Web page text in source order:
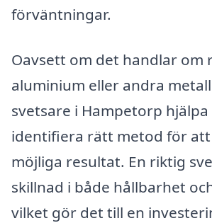
förväntningar.
Oavsett om det handlar om
aluminium eller andra
svetsare i Hampetorp
identifiera rätt metod för
möjliga resultat. En riktig
skillnad i både hållbarhet
vilket gör det till en